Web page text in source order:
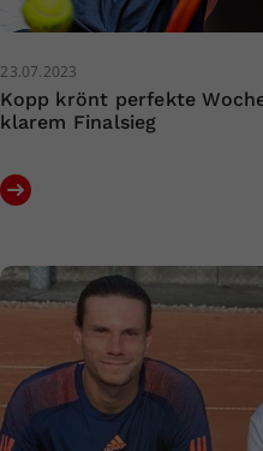
23.07.2023
Kopp krönt perfekte
klarem Finalsieg